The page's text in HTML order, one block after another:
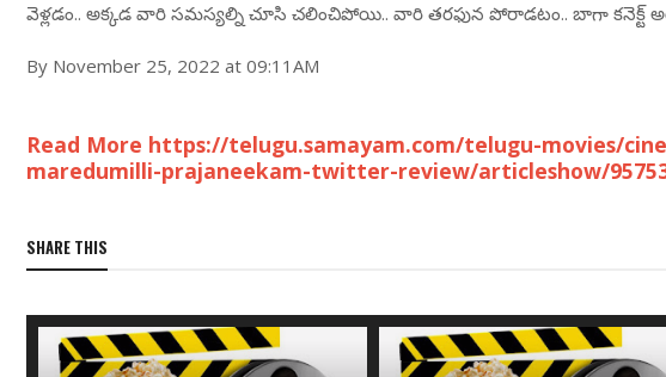
వెళ్లడం.. అక్కడ వారి సమస్యల్ని చూసి చలించిపోయి.. వారి తరఫున పోరాడటం.. బాగా కనెక్ట్
By November 25, 2022 at 09:11AM
Read More https://telugu.samayam.com/telugu-movies/
maredumilli-prajaneekam-twitter-review/articleshow/
SHARE THIS